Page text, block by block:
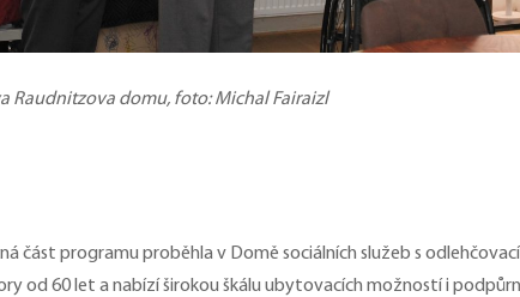
Raudnitzova domu, foto: Michal Fairaizl
část programu proběhla v Domě sociálních služeb s
od 60 let a nabízí širokou škálu ubytovacích možností i